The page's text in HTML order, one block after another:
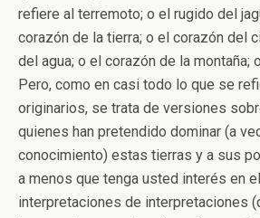
refiere al terremoto; o el rugido del
corazón de la tierra; o el corazón del
del agua; o el corazón de la montaña;
Pero, como en casi todo lo que se
originarios, se trata de versiones
quienes han pretendido dominar (a
conocimiento) estas tierras y a sus
a menos que tenga usted interés en
interpretaciones de interpretaciones